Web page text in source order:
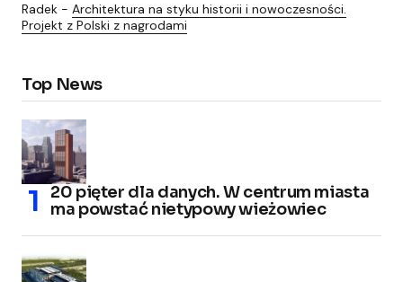
Radek - Architektura na styku historii i nowoczesności.
Projekt z Polski z nagrodami
Top News
20 pięter dla danych. W centrum miasta
ma powstać nietypowy wieżowiec